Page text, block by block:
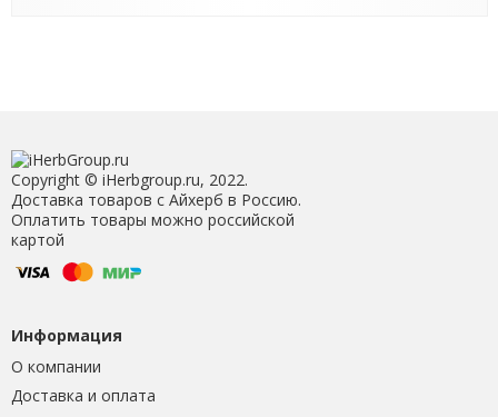
Copyright © iHerbgroup.ru, 2022.
Доставка товаров с Айхерб в Россию.
Оплатить товары можно российской
картой
Информация
О компании
Доставка и оплата